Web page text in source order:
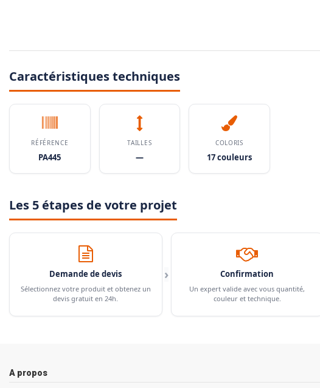
Caractéristiques techniques
RÉFÉRENCE
PA445
TAILLES
—
COLORIS
17 couleurs
Les 5 étapes de votre projet
Demande de devis
Sélectionnez votre produit et obtenez un
devis gratuit en 24h.
› Confirmation
Un expert valide avec vous quantité,
couleur et technique.
A propos